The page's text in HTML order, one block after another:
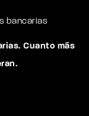
Cuanto más